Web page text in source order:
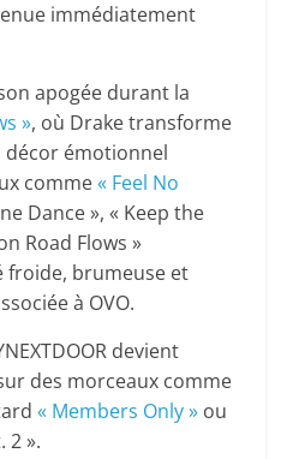
immédiatement
apogée durant la
», où Drake transforme
émotionnel
comme« Feel No
Dance », « Keep the
Road Flows »
brumeuse et
à OVO.
devient
des morceaux comme
« Members Only » ou
2 ».